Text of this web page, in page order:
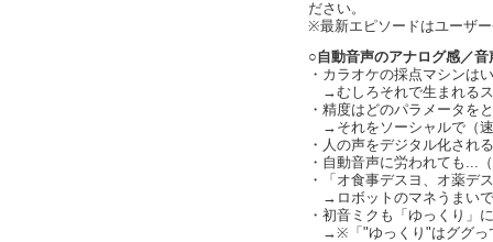
ださい。
※最新エピソードはユーザ
○自動音声のアナログ感／
・カラオケの採点マシンは
→むしろそれで生まれる
・精度はどのパラメータを
→それをソーシャルで（
・人の声をデジタル化され
・自動音声に労われても...
・「オ食事デスヨ、オ薬デ
→ロボットのマネうまい
・初音ミクも「ゆっくり」
→※「"ゆっくり"はググっ